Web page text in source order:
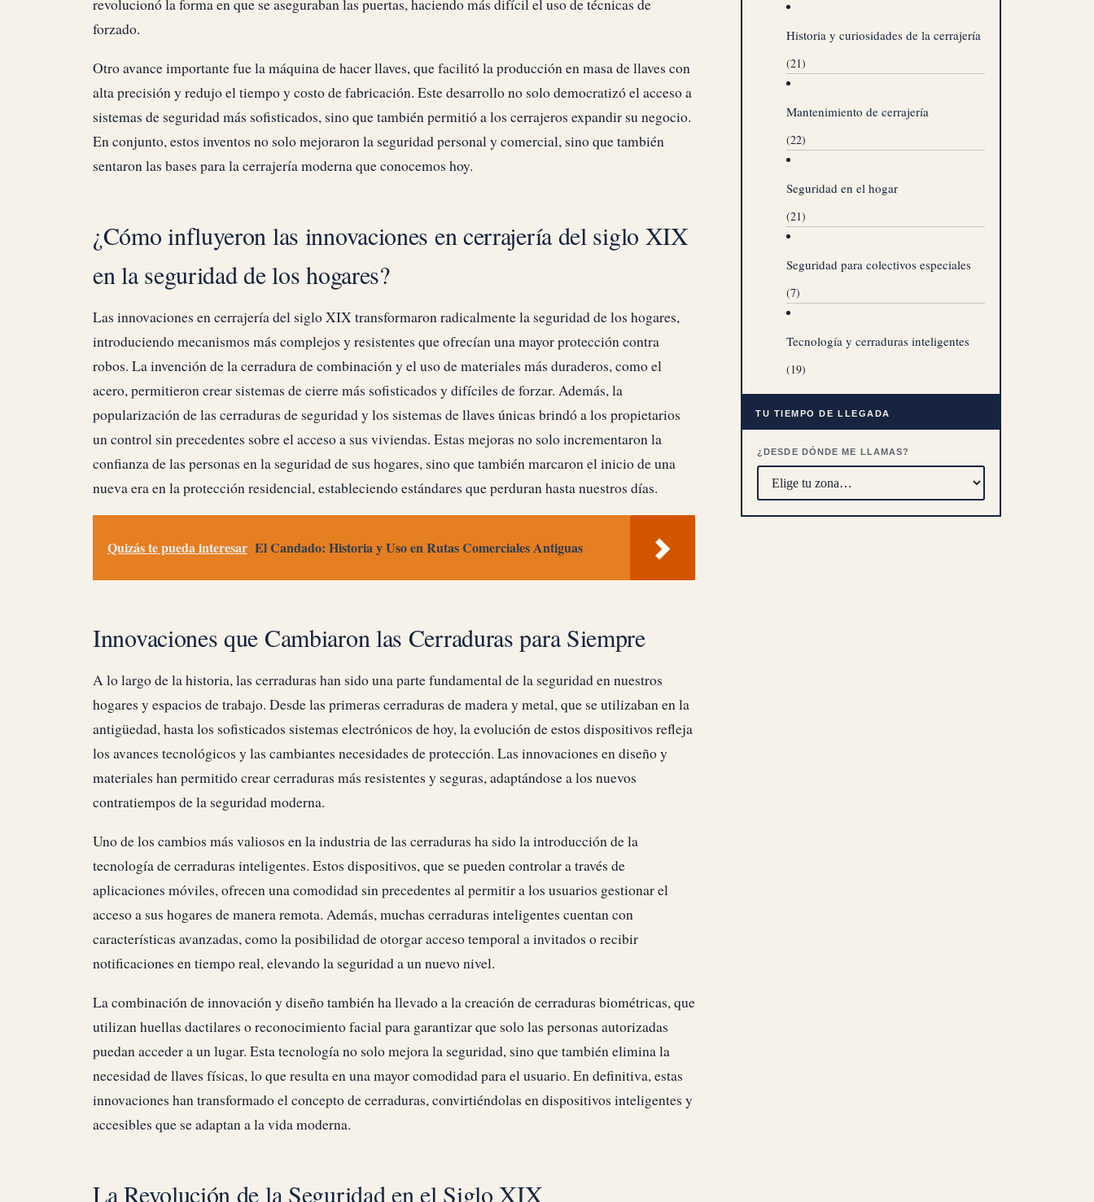
revolucionó la forma en que se aseguraban las puertas, haciendo más difícil el uso de técnicas de
forzado.
Otro avance importante fue la máquina de hacer llaves, que facilitó la producción en masa de llaves con
alta precisión y redujo el tiempo y costo de fabricación. Este desarrollo no solo democratizó el acceso a
sistemas de seguridad más sofisticados, sino que también permitió a los cerrajeros expandir su negocio.
En conjunto, estos inventos no solo mejoraron la seguridad personal y comercial, sino que también
sentaron las bases para la cerrajería moderna que conocemos hoy.
¿Cómo influyeron las innovaciones en cerrajería del siglo XIX
en la seguridad de los hogares?
Las innovaciones en cerrajería del siglo XIX transformaron radicalmente la seguridad de los hogares,
introduciendo mecanismos más complejos y resistentes que ofrecían una mayor protección contra
robos. La invención de la cerradura de combinación y el uso de materiales más duraderos, como el
acero, permitieron crear sistemas de cierre más sofisticados y difíciles de forzar. Además, la
popularización de las cerraduras de seguridad y los sistemas de llaves únicas brindó a los propietarios
un control sin precedentes sobre el acceso a sus viviendas. Estas mejoras no solo incrementaron la
confianza de las personas en la seguridad de sus hogares, sino que también marcaron el inicio de una
nueva era en la protección residencial, estableciendo estándares que perduran hasta nuestros días.
Quizás te pueda interesar El Candado: Historia y Uso en Rutas Comerciales Antiguas
Innovaciones que Cambiaron las Cerraduras para Siempre
A lo largo de la historia, las cerraduras han sido una parte fundamental de la seguridad en nuestros
hogares y espacios de trabajo. Desde las primeras cerraduras de madera y metal, que se utilizaban en la
antigüedad, hasta los sofisticados sistemas electrónicos de hoy, la evolución de estos dispositivos refleja
los avances tecnológicos y las cambiantes necesidades de protección. Las innovaciones en diseño y
materiales han permitido crear cerraduras más resistentes y seguras, adaptándose a los nuevos
contratiempos de la seguridad moderna.
Uno de los cambios más valiosos en la industria de las cerraduras ha sido la introducción de la
tecnología de cerraduras inteligentes. Estos dispositivos, que se pueden controlar a través de
aplicaciones móviles, ofrecen una comodidad sin precedentes al permitir a los usuarios gestionar el
acceso a sus hogares de manera remota. Además, muchas cerraduras inteligentes cuentan con
características avanzadas, como la posibilidad de otorgar acceso temporal a invitados o recibir
notificaciones en tiempo real, elevando la seguridad a un nuevo nivel.
La combinación de innovación y diseño también ha llevado a la creación de cerraduras biométricas, que
utilizan huellas dactilares o reconocimiento facial para garantizar que solo las personas autorizadas
puedan acceder a un lugar. Esta tecnología no solo mejora la seguridad, sino que también elimina la
necesidad de llaves físicas, lo que resulta en una mayor comodidad para el usuario. En definitiva, estas
innovaciones han transformado el concepto de cerraduras, convirtiéndolas en dispositivos inteligentes y
accesibles que se adaptan a la vida moderna.
La Revolución de la Seguridad en el Siglo XIX
Historia y curiosidades de la cerrajería
(21)
Mantenimiento de cerrajería
(22)
Seguridad en el hogar
(21)
Seguridad para colectivos especiales
(7)
Tecnología y cerraduras inteligentes
(19)
TU TIEMPO DE LLEGADA
¿DESDE DÓNDE ME LLAMAS?